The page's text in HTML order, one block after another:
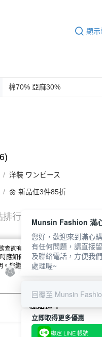
顯示
棉70% 亞麻30%
洋裝 ワンピース
🌼 新品任3件85折
排行
查詢有關本網站使用 cookie 方式之
應如何變更電腦的 cookie 設定，
。您繼續使用本網站即表示您同意
cookie。
我知道了
立即取得更多優惠
綁定 LINE 帳號
Munsin Fashion 滿
您好，歡迎來到滿心
有任何問題，請直接
及聯絡電話，方便我
處理喔~
回覆至 Munsin